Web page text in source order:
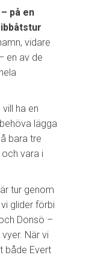
på en
vidare
en av de
ha en
lägga
bara tre
vara i
tur genom
glider förbi
Donsö –
När vi
både Evert